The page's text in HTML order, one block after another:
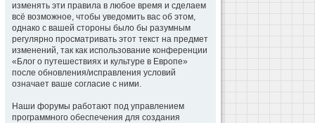
изменять эти правила в любое время и сделаем
всё возможное, чтобы уведомить вас об этом,
однако с вашей стороны было бы разумным
регулярно просматривать этот текст на предмет
изменений, так как использование конференции
«Блог о путешествиях и культуре в Европе»
после обновления/исправления условий
означает ваше согласие с ними.
Наши форумы работают под управлением
программного обеспечения для создания